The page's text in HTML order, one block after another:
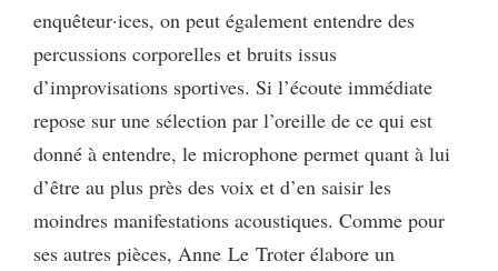
enquêteur·ices, on peut également entendre des
percussions corporelles et bruits issus
d’improvisations sportives. Si l’écoute immédiate
repose sur une sélection par l’oreille de ce qui est
donné à entendre, le microphone permet quant à lui
d’être au plus près des voix et d’en saisir les
moindres manifestations acoustiques. Comme pour
ses autres pièces, Anne Le Troter élabore un